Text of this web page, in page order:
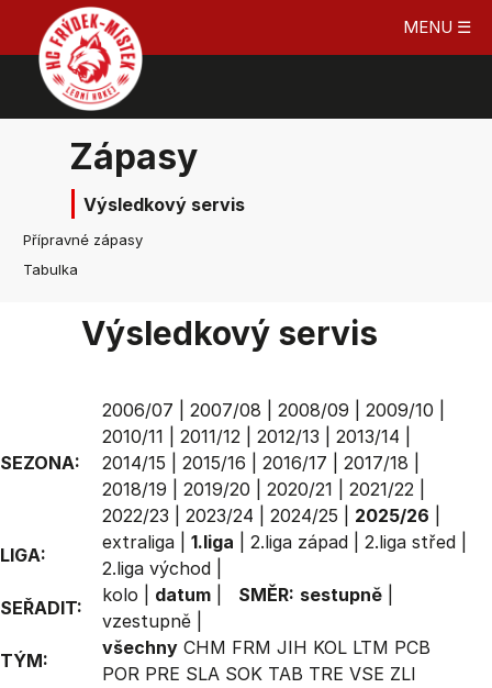
MENU ☰
Zápasy
Výsledkový servis
Přípravné zápasy
Tabulka
Výsledkový servis
SEZONA:
2006/07 2007/08 2008/09 2009/10
2010/11
2011/12 2012/13 2013/14
2014/15
2015/16 2016/17 2017/18
2018/19
2019/20 2020/21 2021/22
2022/23
2023/24 2024/25 2025/26
LIGA:
extraliga 1.liga 2.liga západ 2.liga střed
2.liga východ
SEŘADIT:
kolo datum SMĚR: sestupně
vzestupně
TÝM:
všechny CHM FRM JIH KOL LTM PCB
POR PRE SLA SOK TAB TRE VSE ZLI